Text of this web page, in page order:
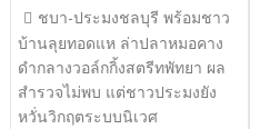
แนะแนว
เรื่อง
ชบา-ประมงชลบุรี พร้อมชาว
บ้านลุยทอดแห ล่าปลาหมอคาง
ดำกลางวอล์กกิ้งสตรีทพัทยา ผล
สำรวจไม่พบ แต่ชาวประมงยัง
หวั่นวิกฤตระบบนิเวศ